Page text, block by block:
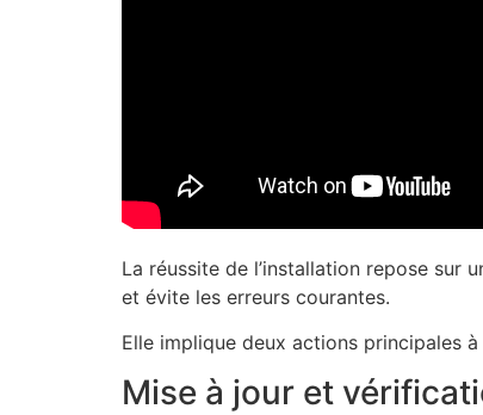
La réussite de l’installation repose sur
et évite les erreurs courantes.
Elle implique deux actions principales à
Mise à jour et